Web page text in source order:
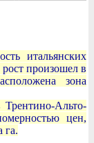
итальянских
произошел в
зона
Трентино-Альто-
цен,
га.